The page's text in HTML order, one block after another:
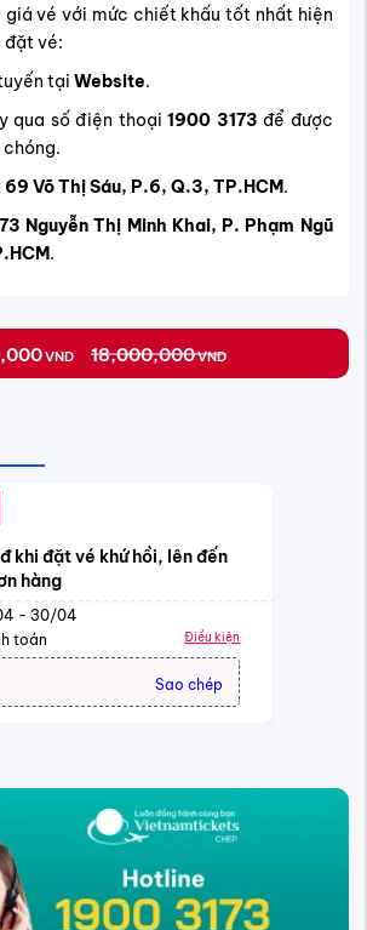
giá vé với mức chiết khấu tốt nhất hiện
đặt vé:
tại Website.
qua số điện thoại 1900 3173 để được
chóng.
69 Võ Thị Sáu, P.6, Q.3, TP.HCM.
Nguyễn Thị Minh Khai, P. Phạm Ngũ
.
VND 18,000,000VND
khi đặt vé khứ hồi, lên đến
hàng
- 30/04
toán
Điều kiện
Sao chép